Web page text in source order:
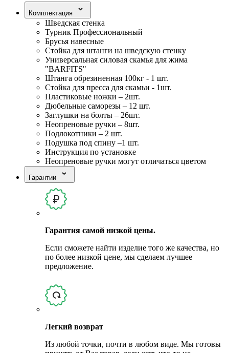
Комплектация
Шведская стенка
Турник Профессиональный
Брусья навесные
Стойка для штанги на шведскую стенку
Универсальная силовая скамья для жима
"BARFITS"
Штанга обрезиненная 100кг - 1 шт.
Стойка для пресса для скамьи - 1шт.
Пластиковые ножки – 2шт.
Дюбельные саморезы – 12 шт.
Заглушки на болты – 26шт.
Неопреновые ручки – 8шт.
Подлокотники – 2 шт.
Подушка под спину –1 шт.
Инструкция по установке
Неопреновые ручки могут отличаться цветом
Гарантии
Гарантия самой низкой цены.
Если сможете найти изделие того же качества, но
по более низкой цене, мы сделаем лучшее
предложение.
Легкий возврат
Из любой точки, почти в любом виде. Мы готовы